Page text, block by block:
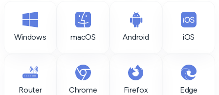
Windows macOS Android iOS
Router Chrome Firefox Edge